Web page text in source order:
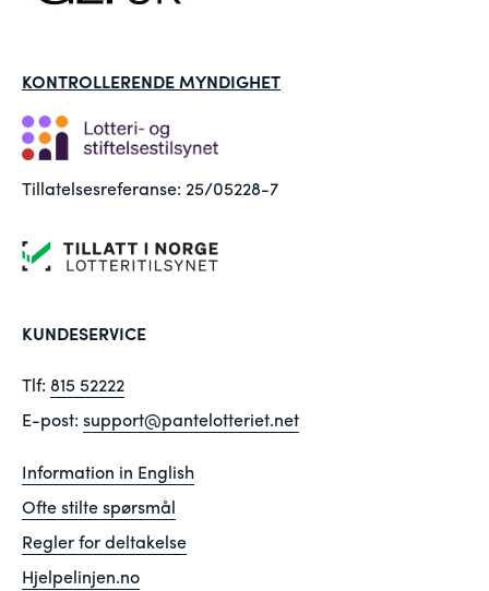
KONTROLLERENDE MYNDIGHET
Tillatelsesreferanse: 25/05228-7
KUNDESERVICE
Tlf: 815 52222
E-post: support@pantelotteriet.net
Information in English
Ofte stilte spørsmål
Regler for deltakelse
Hjelpelinjen.no